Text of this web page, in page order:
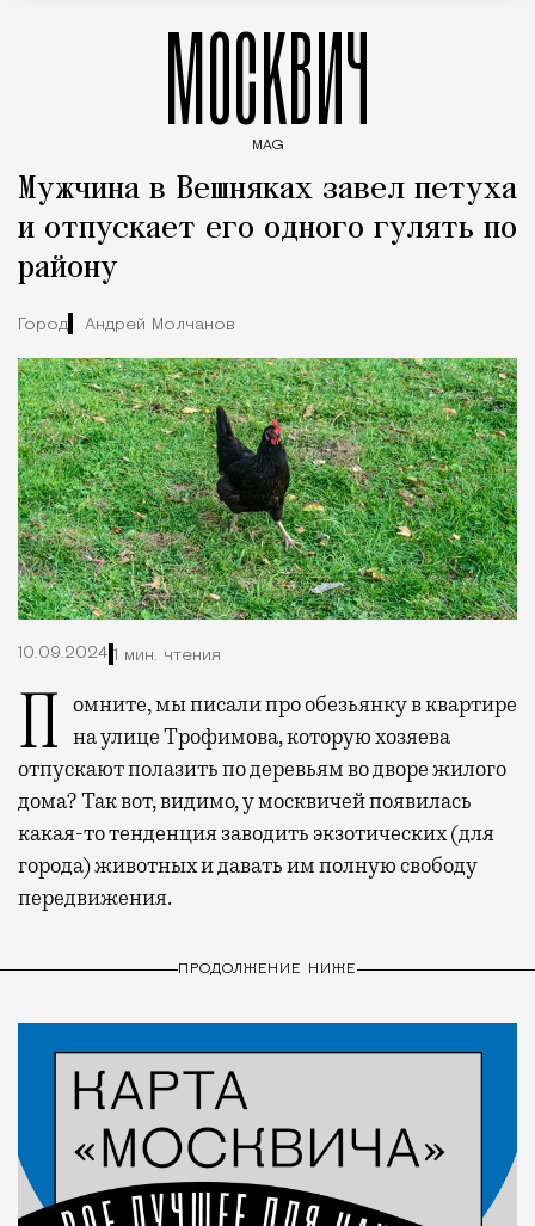
МОСКВИЧ
MAG
Мужчина в Вешняках завел петуха
и отпускает его одного гулять по
району
Город Андрей Молчанов
10.09.2024 1 мин. чтения
Помните, мы писали про обезьянку в квартире на улице Трофимова, которую хозяева
отпускают полазить по деревьям во дворе жилого
дома? Так вот, видимо, у москвичей появилась
какая-то тенденция заводить экзотических (для
города) животных и давать им полную свободу
передвижения.
ПРОДОЛЖЕНИЕ НИЖЕ